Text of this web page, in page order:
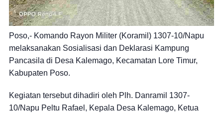
Poso,- Komando Rayon Militer (Koramil) 1307-10/Napu
melaksanakan Sosialisasi dan Deklarasi Kampung
Pancasila di Desa Kalemago, Kecamatan Lore Timur,
Kabupaten Poso.
Kegiatan tersebut dihadiri oleh Plh. Danramil 1307-
10/Napu Peltu Rafael, Kepala Desa Kalemago, Ketua